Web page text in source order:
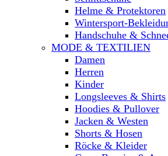
Helme & Protektoren
Wintersport-
Handschuhe &
MODE & TEXTILIEN
Damen
Herren
Kinder
Longsleeves & Shirts
Hoodies & Pullover
Jacken & Westen
Shorts & Hosen
Röcke & Kleider